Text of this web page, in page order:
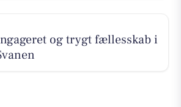
og trygt fællesskab i